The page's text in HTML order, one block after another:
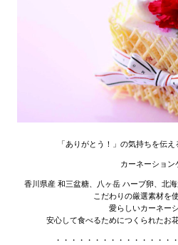
「ありがとう！」の気持ちを伝え
カーネーション
香川県産 和三盆糖、八ヶ岳 ハーブ卵、北
こだわりの厳選素材を
愛らしいカーネーシ
安心して食べるためにつくられたお
・・・・・・・・・・・・・・・